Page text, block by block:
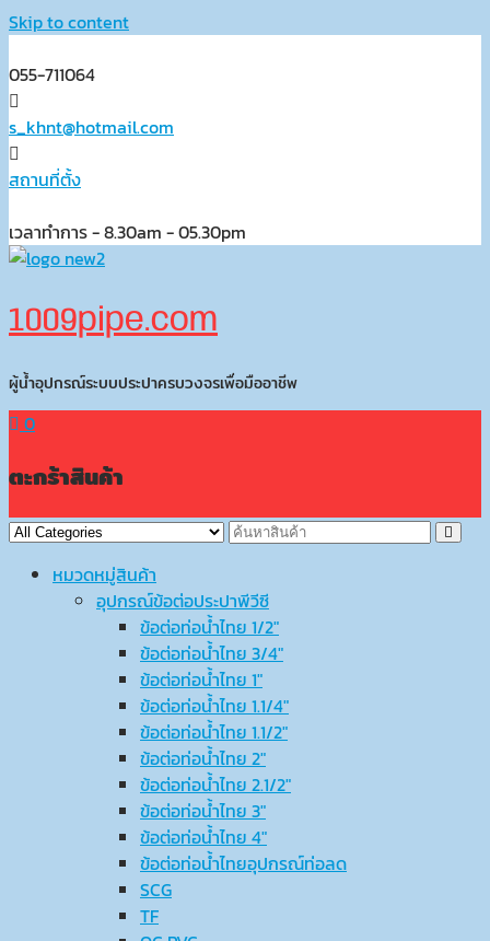
Skip to content
055-711064
s_khnt@hotmail.com
สถานที่ตั้ง
เวลาทำการ - 8.30am - 05.30pm
1009pipe.com
ผู้น้ำอุปกรณ์ระบบประปาครบวงจรเพื่อมืออาชีพ
0
ตะกร้าสินค้า
หมวดหมู่สินค้า
อุปกรณ์ข้อต่อประปาพีวีซี
ข้อต่อท่อน้ำไทย 1/2″
ข้อต่อท่อน้ำไทย 3/4″
ข้อต่อท่อน้ำไทย 1″
ข้อต่อท่อน้ำไทย 1.1/4″
ข้อต่อท่อน้ำไทย 1.1/2″
ข้อต่อท่อน้ำไทย 2″
ข้อต่อท่อน้ำไทย 2.1/2″
ข้อต่อท่อน้ำไทย 3″
ข้อต่อท่อน้ำไทย 4″
ข้อต่อท่อน้ำไทยอุปกรณ์ท่อลด
SCG
TF